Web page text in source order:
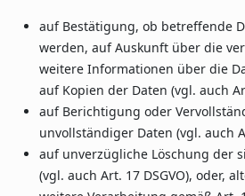
auf Bestätigung, ob betreffende
werden, auf Auskunft über die
weitere Informationen über die
auf Kopien der Daten (vgl. auch
auf Berichtigung oder
unvollständiger Daten (vgl. auch
auf unverzügliche Löschung der
(vgl. auch Art. 17 DSGVO), oder,